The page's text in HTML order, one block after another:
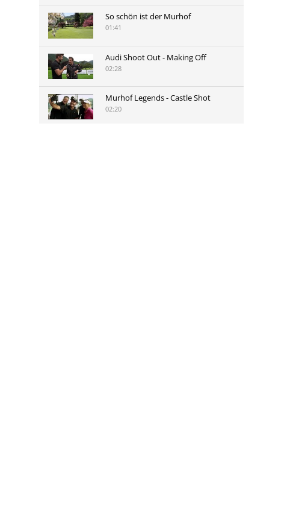
So schön ist der Murhof
01:41
Audi Shoot Out - Making Off
02:28
Murhof Legends - Castle Shot
02:20